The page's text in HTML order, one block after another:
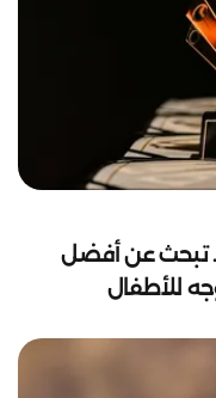
تبحث عن أفضل
للأطفال